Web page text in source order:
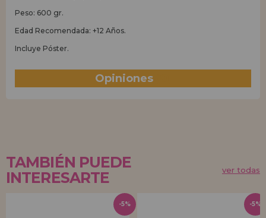
Peso: 600 gr.
Edad Recomendada: +12 Años.
Incluye Póster.
Opiniones
TAMBIÉN PUEDE
INTERESARTE
ver todas
-5% -5%